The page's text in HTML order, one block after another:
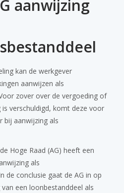
aanwijzing
kan de werkgever
aanwijzen als
zover over de vergoeding of
verschuldigd, komt deze voor
bij aanwijzing als
Hoge Raad (AG) heeft een
als
de conclusie gaat de AG in op
een loonbestanddeel als